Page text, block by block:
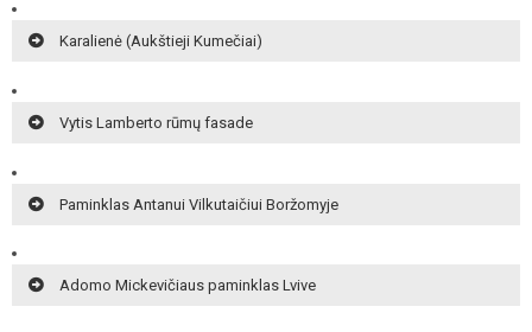
Karalienė (Aukštieji Kumečiai)
Vytis Lamberto rūmų fasade
Paminklas Antanui Vilkutaičiui Boržomyje
Adomo Mickevičiaus paminklas Lvive